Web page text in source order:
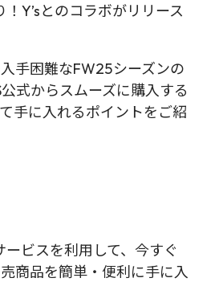
Y’sとのコラボがリリース
手困難なFW25シーズンの
式からスムーズに購入する
手に入れるポイントをご紹
ービスを利用して、今すぐ
商品を簡単・便利に手に入